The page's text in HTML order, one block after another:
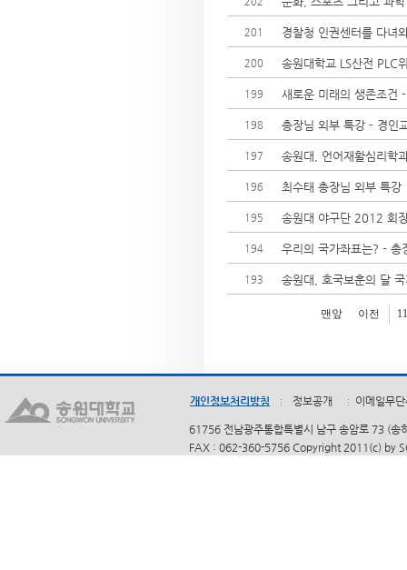
201 경찰청 인권센터를 다녀
200 송원대학교 LS산전 PLC
199 새로운 미래의 생존조건
198 총장님 외부 특강 - 경인
197 송원대, 언어재활심리학
196 최수태 총장님 외부 특강
195 송원대 야구단 2012 회
194 우리의 국가좌표는? - 총
193 송원대, 호국보훈의 달
맨앞 이전
개인정보처리방침 정보공개 이메일무
61756 전남광주통합특별시 남구 송암로 73 (
FAX : 062-360-5756 Copyright 2011(c) by